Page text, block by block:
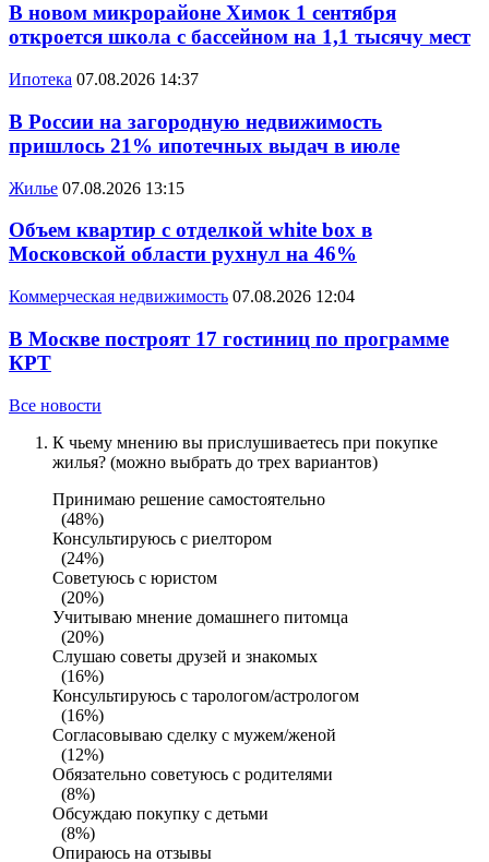
В новом микрорайоне Химок 1 сентября
откроется школа с бассейном на 1,1 тысячу мест
Ипотека 07.08.2026 14:37
В России на загородную недвижимость
пришлось 21% ипотечных выдач в июле
Жилье 07.08.2026 13:15
Объем квартир с отделкой white box в
Московской области рухнул на 46%
Коммерческая недвижимость 07.08.2026 12:04
В Москве построят 17 гостиниц по программе
КРТ
Все новости
К чьему мнению вы прислушиваетесь при покупке
жилья? (можно выбрать до трех вариантов)
Принимаю решение самостоятельно
(48%)
Консультируюсь с риелтором
(24%)
Советуюсь с юристом
(20%)
Учитываю мнение домашнего питомца
(20%)
Слушаю советы друзей и знакомых
(16%)
Консультируюсь с тарологом/астрологом
(16%)
Согласовываю сделку с мужем/женой
(12%)
Обязательно советуюсь с родителями
(8%)
Обсуждаю покупку с детьми
(8%)
Опираюсь на отзывы